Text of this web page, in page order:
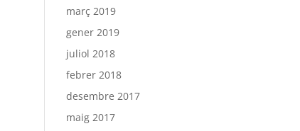
març 2019
gener 2019
juliol 2018
febrer 2018
desembre 2017
maig 2017